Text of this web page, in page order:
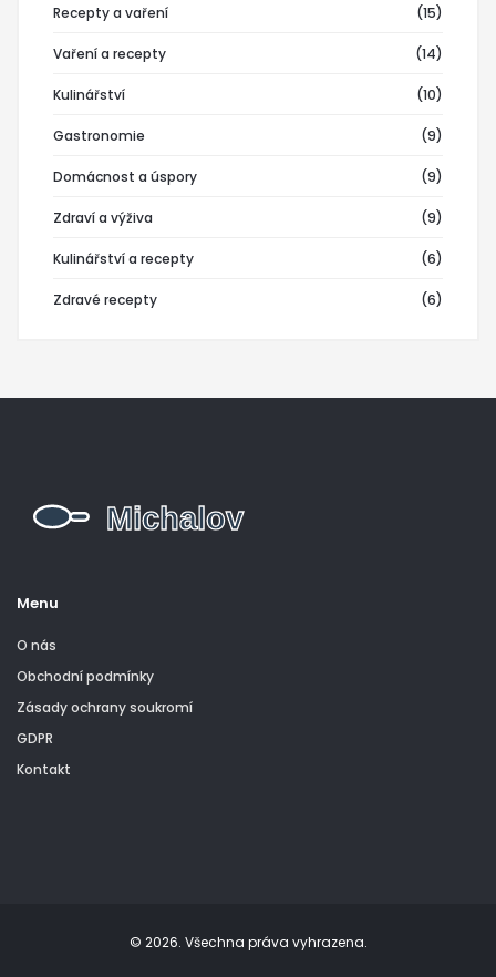
Recepty a vaření (15)
Vaření a recepty (14)
Kulinářství (10)
Gastronomie (9)
Domácnost a úspory (9)
Zdraví a výživa (9)
Kulinářství a recepty (6)
Zdravé recepty (6)
Menu
O nás
Obchodní podmínky
Zásady ochrany soukromí
GDPR
Kontakt
© 2026. Všechna práva vyhrazena.